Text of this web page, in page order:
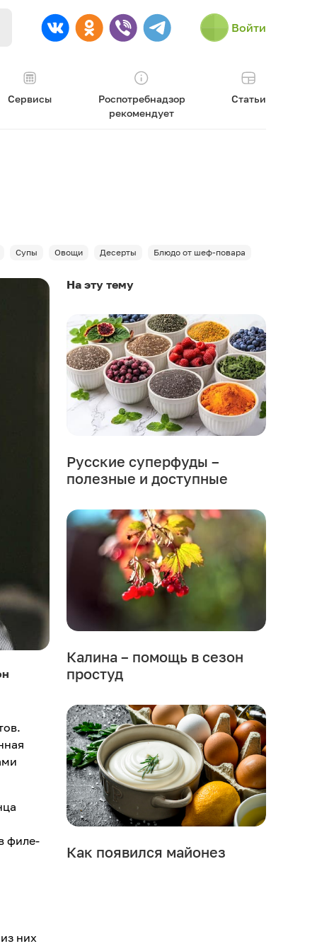
Войти
Сервисы
Роспотребнадзор
рекомендует
Статьи
Супы Овощи Десерты Блюдо от шеф-повара
филе-
них
На эту тему
Русские суперфуды –
полезные и доступные
Калина – помощь в сезон
простуд
Как появился майонез